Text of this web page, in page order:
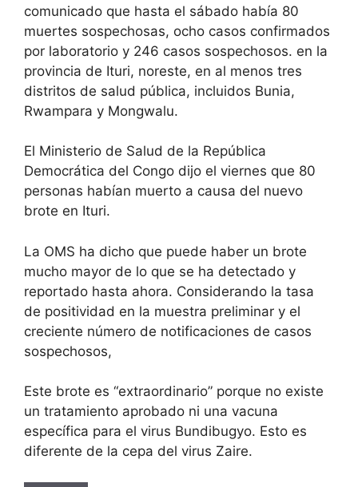
comunicado que hasta el sábado había 80
muertes sospechosas, ocho casos confirmados
por laboratorio y 246 casos sospechosos. en la
provincia de Ituri, noreste, en al menos tres
distritos de salud pública, incluidos Bunia,
Rwampara y Mongwalu.
El Ministerio de Salud de la República
Democrática del Congo dijo el viernes que 80
personas habían muerto a causa del nuevo
brote en Ituri.
La OMS ha dicho que puede haber un brote
mucho mayor de lo que se ha detectado y
reportado hasta ahora. Considerando la tasa
de positividad en la muestra preliminar y el
creciente número de notificaciones de casos
sospechosos,
Este brote es “extraordinario” porque no existe
un tratamiento aprobado ni una vacuna
específica para el virus Bundibugyo. Esto es
diferente de la cepa del virus Zaire.